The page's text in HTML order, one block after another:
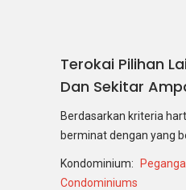
Terokai Pilihan
Dan Sekitar
Berdasarkan kriteria
berminat dengan yang
Kondominium:
Condominiums